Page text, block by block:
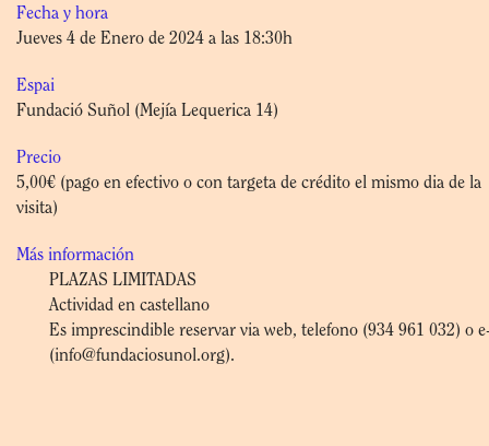
Fecha y hora
Jueves 4 de Enero de 2024 a las 18:30h
Espai
Fundació Suñol (Mejía Lequerica 14)
Precio
5,00€ (pago en efectivo o con targeta de crédito el mismo dia de la
visita)
Más información
PLAZAS LIMITADAS
Actividad en castellano
Es imprescindible reservar via web, telefono (934 961 032) o
(info@fundaciosunol.org).